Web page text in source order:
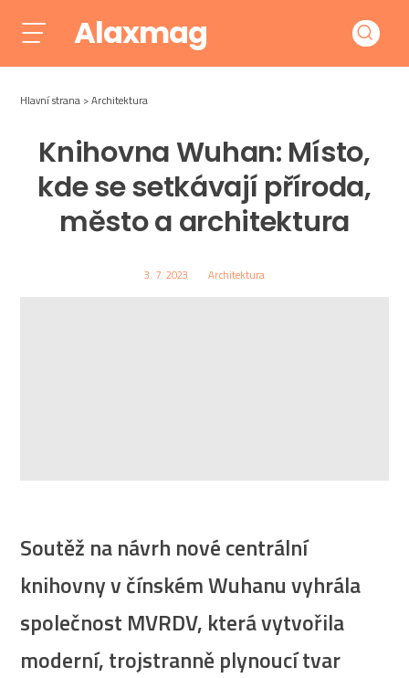
Alaxmag
Hlavní strana Architektura
Knihovna Wuhan: Místo,
kde se setkávají příroda,
město a architektura
3. 7. 2023 Architektura
Soutěž na návrh nové centrální
knihovny v čínském Wuhanu vyhrála
společnost MVRDV, která vytvořila
moderní, trojstranně plynoucí tvar